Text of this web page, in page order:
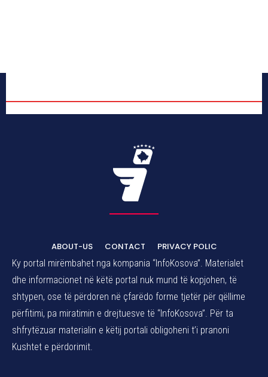
ABOUT-US CONTACT
PRIVACY POLIC
Ky portal mirëmbahet nga kompania “InfoKosova”. Materialet
dhe informacionet në këtë portal nuk mund të kopjohen, të
shtypen, ose të përdoren në çfarëdo forme tjetër për qëllime
përfitimi, pa miratimin e drejtuesve të “InfoKosova”. Për ta
shfrytëzuar materialin e këtij portali obligoheni t’i pranoni
Kushtet e përdorimit.